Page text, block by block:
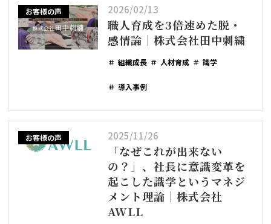
お客様の声 2026/02/13
職人育成を3倍速めた脱・
感情論｜株式会社田中刺繍
組織成長 人材育成 識学
導入事例
お客様の声 2025/11/26
「なぜこれが出来ない
の？」、社長に意識変革を
起こした識学というマネジ
メント理論｜株式会社
AWLL